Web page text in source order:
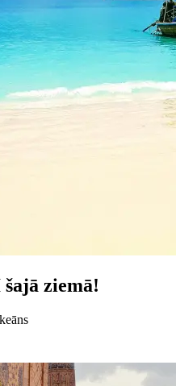
ziemā!